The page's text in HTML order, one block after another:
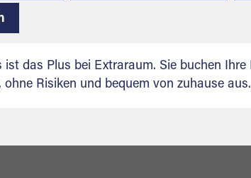
das Plus bei Extraraum. Sie buchen Ihre
Risiken und bequem von zuhause aus.